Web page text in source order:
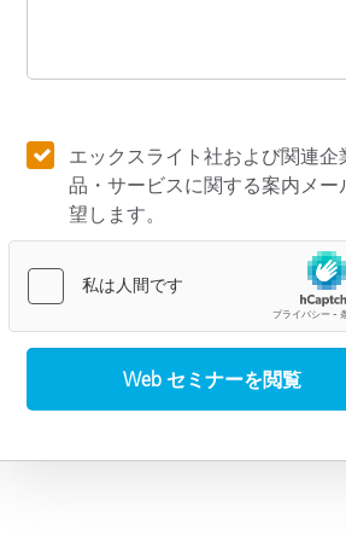
エックスライト社および関連企
品・サービスに関する案内メー
望します。